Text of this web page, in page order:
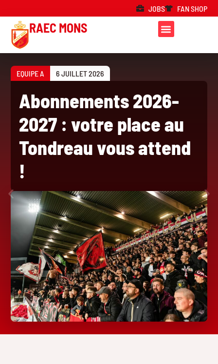
JOBS FAN SHOP
RAEC MONS
EQUIPE A 6 JUILLET 2026
Abonnements 2026-
2027 : votre place au
Tondreau vous attend
!